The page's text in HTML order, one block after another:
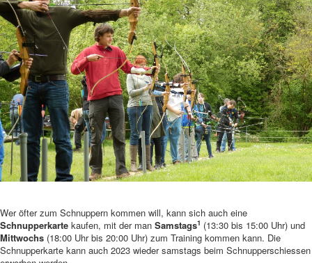
Wer öfter zum Schnuppern kommen will, kann sich auch eine
Schnupperkarte kaufen, mit der man Samstags1 (13:30 bis 15:00 Uhr) und
Mittwochs (18:00 Uhr bis 20:00 Uhr) zum Training kommen kann. Die
Schnupperkarte kann auch 2023 wieder samstags beim Schnupperschiessen